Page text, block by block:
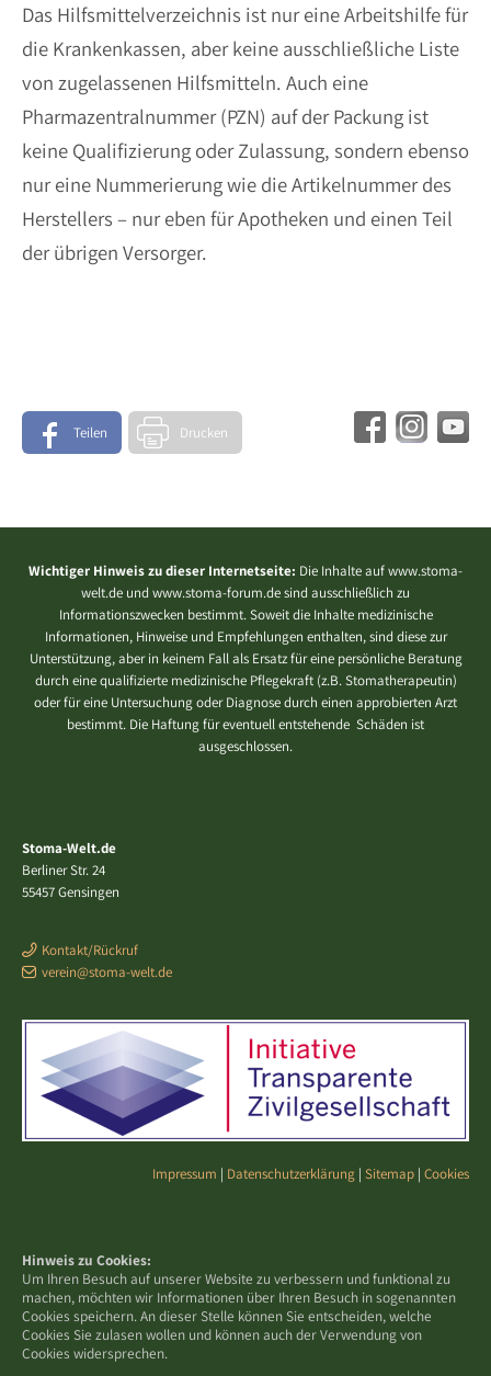
Hinweis zu Cookies:
Um Ihren Besuch auf unserer Website zu verbessern und funktional zu
machen, möchten wir Informationen über Ihren Besuch in sogenannten
Cookies speichern. An dieser Stelle können Sie entscheiden, welche
Cookies Sie zulasen wollen und können auch der Verwendung von
Cookies widersprechen.
Das Hilfsmittelverzeichnis ist nur eine Arbeitshilfe für
die Krankenkassen, aber keine ausschließliche Liste
von zugelassenen Hilfsmitteln. Auch eine
Pharmazentralnummer (PZN) auf der Packung ist
keine Qualifizierung oder Zulassung, sondern ebenso
nur eine Nummerierung wie die Artikelnummer des
Herstellers – nur eben für Apotheken und einen Teil
der übrigen Versorger.
Teilen Drucken
Wichtiger Hinweis zu dieser Internetseite: Die Inhalte auf www.stoma-
welt.de und www.stoma-forum.de sind ausschließlich zu
Informationszwecken bestimmt. Soweit die Inhalte medizinische
Informationen, Hinweise und Empfehlungen enthalten, sind diese zur
Unterstützung, aber in keinem Fall als Ersatz für eine persönliche Beratung
durch eine qualifizierte medizinische Pflegekraft (z.B. Stomatherapeutin)
oder für eine Untersuchung oder Diagnose durch einen approbierten Arzt
bestimmt. Die Haftung für eventuell entstehende Schäden ist
ausgeschlossen.
Stoma-Welt.de
Berliner Str. 24
55457 Gensingen
Kontakt/Rückruf
verein@stoma-welt.de
Impressum | Datenschutzerklärung | Sitemap | Cookies